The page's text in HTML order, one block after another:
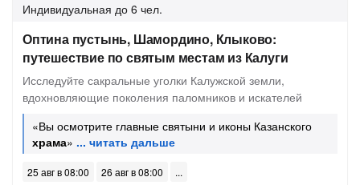
Индивидуальная до 6 чел.
Оптина пустынь, Шамордино, Клыково:
путешествие по святым местам из Калуги
Исследуйте сакральные уголки Калужской земли,
вдохновляющие поколения паломников и искателей
«Вы осмотрите главные святыни и иконы Казанского
храма»
25 авг в 08:00
26 авг в 08:00